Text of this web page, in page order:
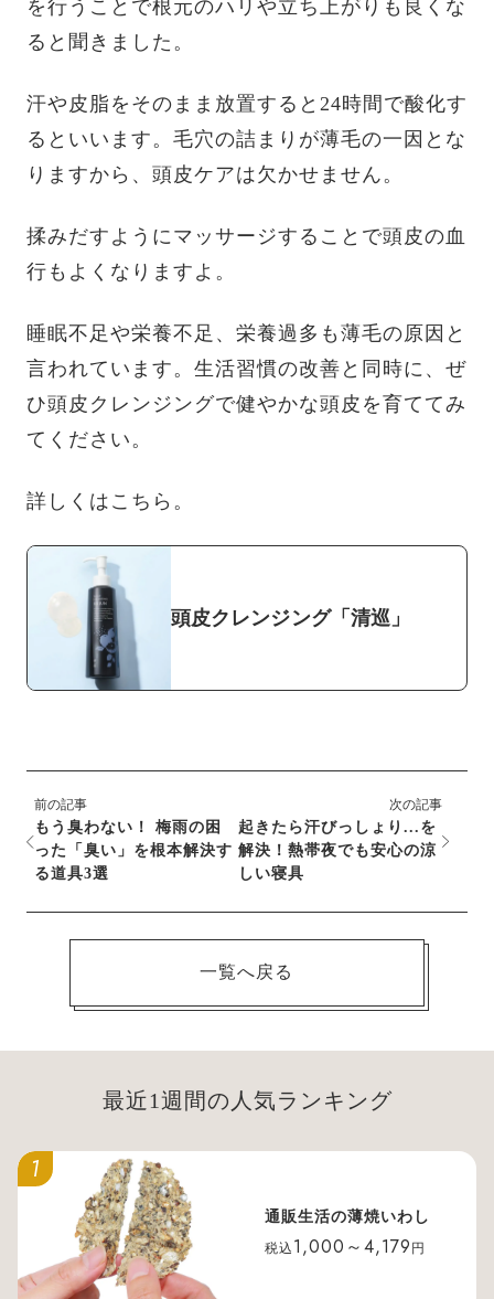
を行うことで根元のハリや立ち上がりも良くな
ると聞きました。
汗や皮脂をそのまま放置すると24時間で酸化す
るといいます。毛穴の詰まりが薄毛の一因とな
りますから、頭皮ケアは欠かせません。
揉みだすようにマッサージすることで頭皮の血
行もよくなりますよ。
睡眠不足や栄養不足、栄養過多も薄毛の原因と
言われています。生活習慣の改善と同時に、ぜ
ひ頭皮クレンジングで健やかな頭皮を育ててみ
てください。
詳しくはこちら。
頭皮クレンジング「清巡」
前の記事
もう臭わない！ 梅雨の困
った「臭い」を根本解決す
る道具3選
次の記事
起きたら汗びっしょり...を
解決！熱帯夜でも安心の涼
しい寝具
一覧へ戻る
最近1週間の人気ランキング
1
通販生活の薄焼いわし
税込 1,000～4,179 円